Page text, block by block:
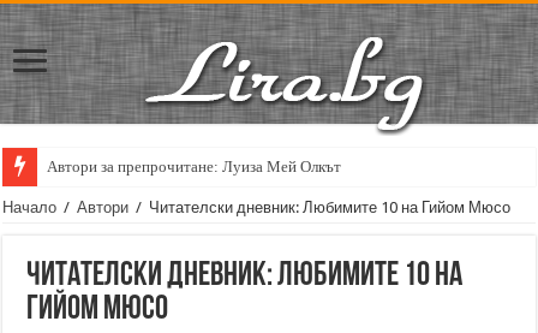
Автори за препрочитане: Луиза Мей Олкът
Начало / Автори / Читателски дневник: Любимите 10 на Гийом Мюсо
Читателски дневник: Любимите 10 на
Гийом Мюсо